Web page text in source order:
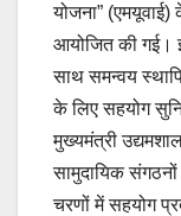
योजना”
आयोजित की गई।
साथ समन्वय
के लिए सहयोग
मुख्यमंत्री
सामुदायिक संगठनों
चरणों में सहयोग